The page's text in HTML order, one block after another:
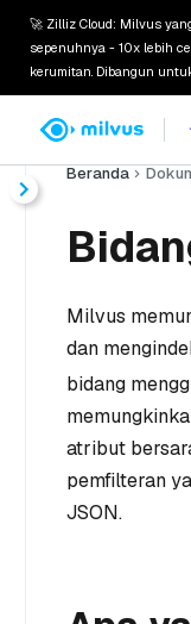
🚀 Zilliz Cloud: Milvus
sepenuhnya - 10x lebih
kerumitan. Dibangun
Beranda
Milvus
dan
bidang
atribut
pemfilteran
JSON.